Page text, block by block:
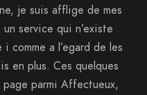
je suis afflige de mes
service qui n’existe
comme a l’egard de les
en plus. Ces quelques
parmi Affectueux,